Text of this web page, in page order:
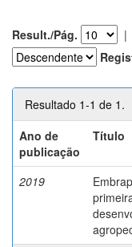
Result./Pág. |
Resultado 1-1 de 1.
Ano de
publicação
Título
2019